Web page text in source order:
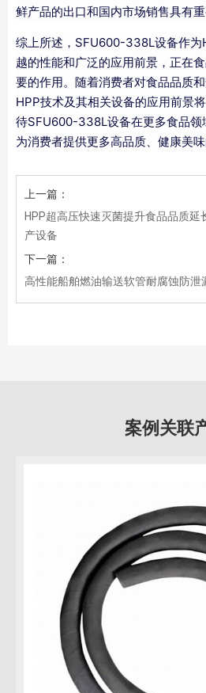
鲜产品的出口和国内市场销售具有重
综上所述，SFU600-338L设备作为
越的性能和广泛的应用前景，正在
要的作用。随着消费者对食品品质
HPP技术及其相关设备的应用前景
待SFU600-338L设备在更多食品领
为消费者提供更多高品质、健康美味
上一篇：
HPP超高压快速灭菌提升食品品质延
产设备
下一篇：
高性能船舶燃油输送软管耐腐蚀防泄
案例关联